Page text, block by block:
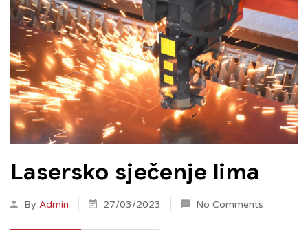
Lasersko sječenje lima
By Admin 27/03/2023 No Comments